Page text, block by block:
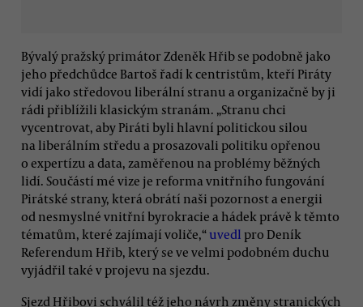
Bývalý pražský primátor Zdeněk Hřib se podobně jako
jeho předchůdce Bartoš řadí k centristům, kteří Piráty
vidí jako středovou liberální stranu a organizačně by ji
rádi přiblížili klasickým stranám. „Stranu chci
vycentrovat, aby Piráti byli hlavní politickou silou
na liberálním středu a prosazovali politiku opřenou
o expertízu a data, zaměřenou na problémy běžných
lidí. Součástí mé vize je reforma vnitřního fungování
Pirátské strany, která obrátí naši pozornost a energii
od nesmyslné vnitřní byrokracie a hádek právě k těmto
tématům, které zajímají voliče,“uvedl pro Deník
Referendum Hřib, který se ve velmi podobném duchu
vyjádřil také v projevu na sjezdu.
Sjezd Hřibovi schválil též jeho návrh změny stranických